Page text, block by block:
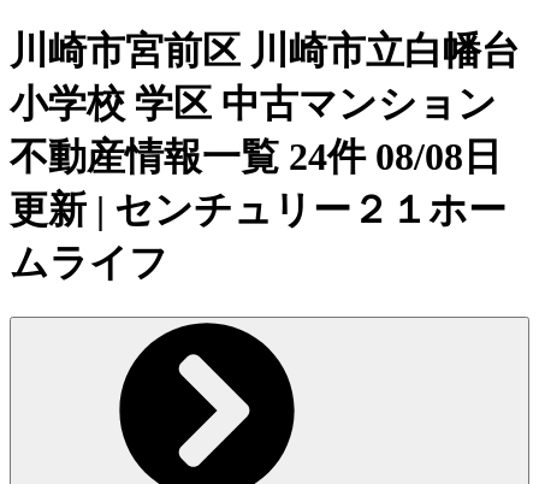
川崎市宮前区 川崎市立白幡台
小学校 学区 中古マンション
不動産情報一覧 24件 08/08日
更新 | センチュリー２１ホー
ムライフ